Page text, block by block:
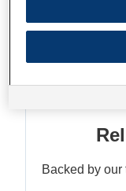
Backed by